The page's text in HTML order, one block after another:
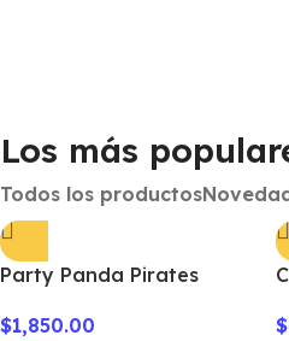
Los más
Todos los productos
Party Panda Pirates
$1,850.00 $